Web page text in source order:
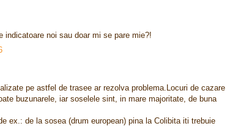
indicatoare noi sau doar mi se pare mie?!
pe astfel de trasee ar rezolva problema.Locuri de cazare
buzunarele, iar soselele sint, in mare majoritate, de buna
ex.: de la sosea (drum european) pina la Colibita iti trebuie